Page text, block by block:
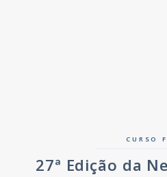
CURSO
27ª Edição da